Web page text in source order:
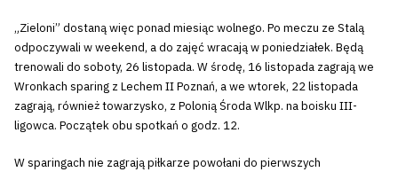
„Zieloni” dostaną więc ponad miesiąc wolnego. Po meczu ze Stalą
odpoczywali w weekend, a do zajęć wracają w poniedziałek. Będą
trenowali do soboty, 26 listopada. W środę, 16 listopada zagrają we
Wronkach sparing z Lechem II Poznań, a we wtorek, 22 listopada
zagrają, również towarzysko, z Polonią Środa Wlkp. na boisku III-
ligowca. Początek obu spotkań o godz. 12.
W sparingach nie zagrają piłkarze powołani do pierwszych